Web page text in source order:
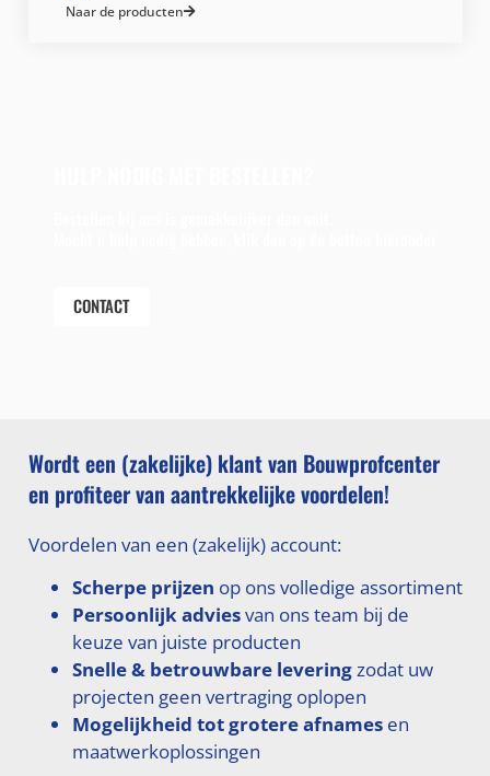
Naar de producten
CONTACT
Wordt een (zakelijke) klant van Bouwprofcenter
en profiteer van aantrekkelijke voordelen!
Voordelen van een (zakelijk) account:
Scherpe prijzen op ons volledige assortiment
Persoonlijk adviesvan ons team bij de
keuze van juiste producten
Snelle & betrouwbare leveringzodat uw
projecten geen vertraging oplopen
Mogelijkheid tot grotere afnamesen
maatwerkoplossingen